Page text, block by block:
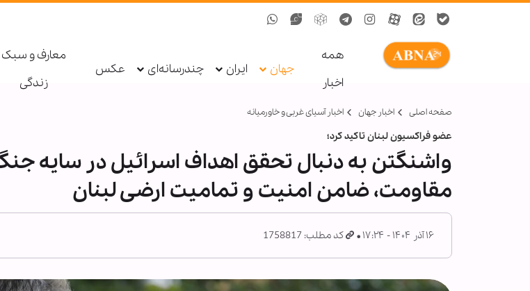
همه
اخبار
جهان ایران چندرسانه‌ای عکس
معارف و سبک
زندگی
صفحه اصلی اخبار جهان اخبار آسیای غربی و خاورمیانه
عضو فراکسیون لبنان تاکید کرد؛
واشنگتن به دنبال تحقق اهداف اسرائیل در سایه
مقاومت، ضامن امنیت و تمامیت ارضی لبنان
۱۶ آذر ۱۴۰۴ - ۱۷:۲۴ کد مطلب: 1758817